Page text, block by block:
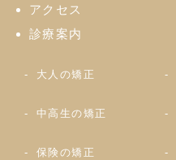
アクセス
診療案内
大人の矯正
中高生の矯正
保険の矯正